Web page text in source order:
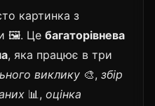
картинка з
🖼️. Це багаторівнева
, яка працює в три
виклику 🎨, збір
📊, оцінка